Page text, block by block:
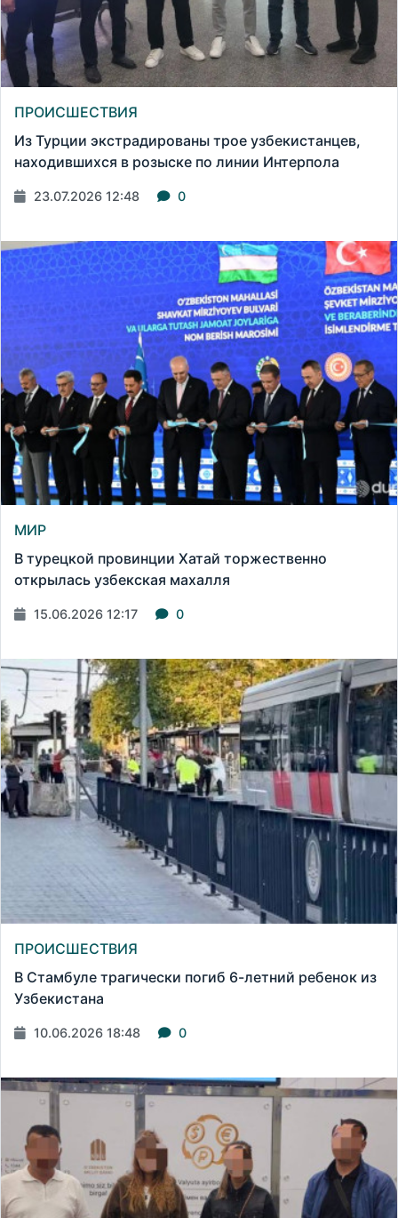
ПРОИСШЕСТВИЯ
Из Турции экстрадированы трое узбекистанцев,
находившихся в розыске по линии Интерпола
23.07.2026 12:48 0
МИР
В турецкой провинции Хатай торжественно
открылась узбекская махалля
15.06.2026 12:17 0
ПРОИСШЕСТВИЯ
В Стамбуле трагически погиб 6-летний ребенок из
Узбекистана
10.06.2026 18:48 0